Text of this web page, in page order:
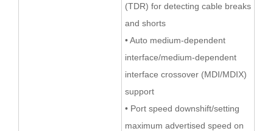
(TDR) for detecting cable breaks
and shorts
• Auto medium-dependent
interface/medium-dependent
interface crossover (MDI/MDIX)
support
• Port speed downshift/setting
maximum advertised speed on